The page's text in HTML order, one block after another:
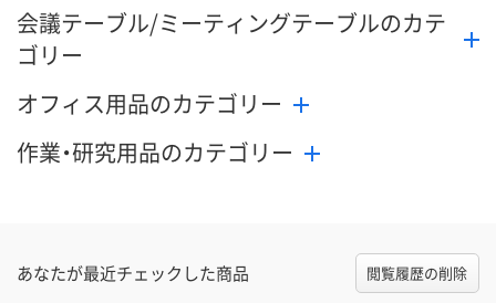
会議テーブル/ミーティングテーブルのカテ
ゴリー
オフィス用品のカテゴリー
作業・研究用品のカテゴリー
あなたが最近チェックした商品 閲覧履歴の削除